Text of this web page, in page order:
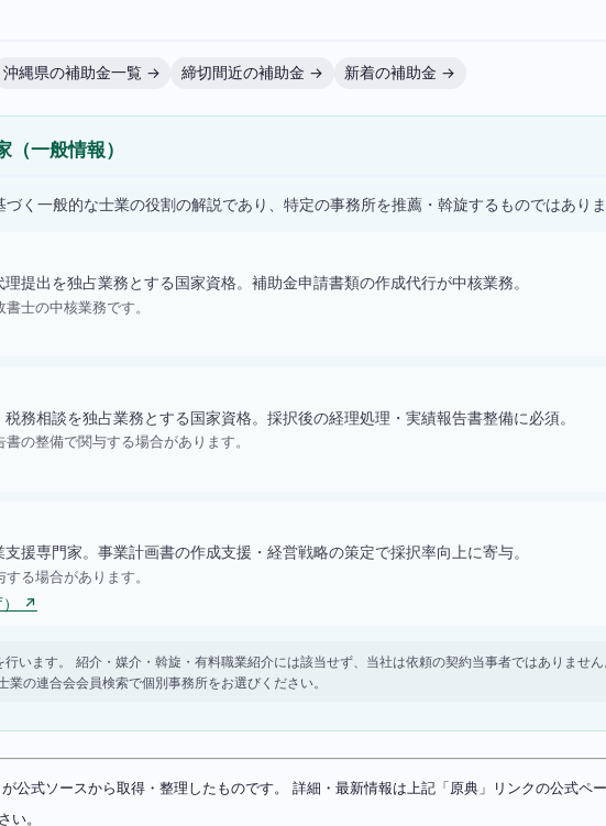
沖縄県の補助金一覧 → 締切間近の補助金 → 新着の補助金 →
一般情報）
づく一般的な士業の役割の解説であり、特定の事務所を推薦・斡旋するものではあり
提出を独占業務とする国家資格。補助金申請書類の作成代行が中核業務。
士の中核業務です。
務相談を独占業務とする国家資格。採択後の経理処理・実績報告書整備に必須。
の整備で関与する場合があります。
援専門家。事業計画書の作成支援・経営戦略の策定で採択率向上に寄与。
る場合があります。
） ↗
います。 紹介・媒介・斡旋・有料職業紹介には該当せず、当社は依頼の契約当事者ではありませ
業の連合会会員検索で個別事務所をお選びください。
公式ソースから取得・整理したものです。 詳細・最新情報は上記「原典」リンクの公式ペ
い。